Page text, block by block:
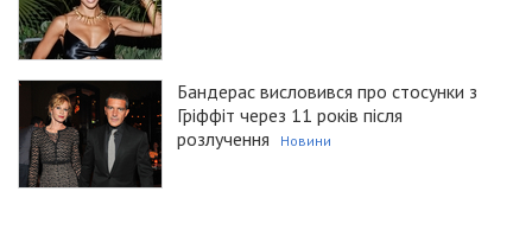
Бандерас висловився про стосунки з
Гріффіт через 11 років після
розлучення
Новини